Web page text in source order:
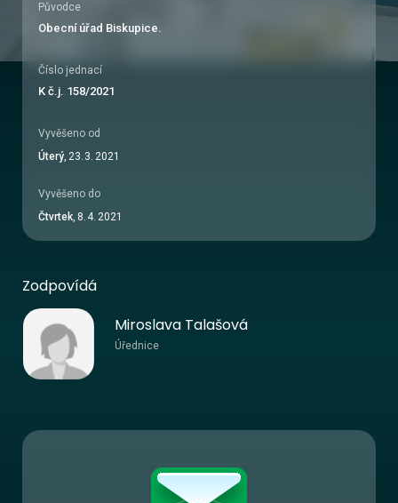
Původce
Obecní úřad Biskupice.
Číslo jednací
K č.j. 158/2021
Vyvěšeno od
Úterý, 23. 3. 2021
Vyvěšeno do
Čtvrtek, 8. 4. 2021
Zodpovídá
Miroslava Talašová
Úřednice